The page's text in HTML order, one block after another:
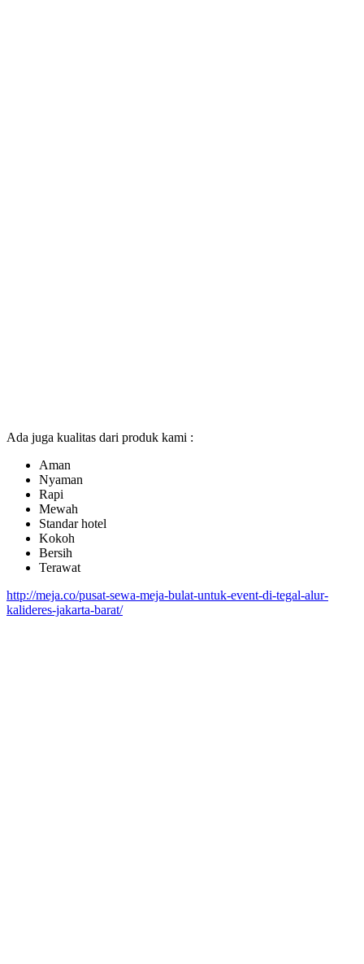
Ada juga kualitas dari produk kami :
Aman
Nyaman
Rapi
Mewah
Standar hotel
Kokoh
Bersih
Terawat
http://meja.co/pusat-sewa-meja-bulat-untuk-event-di-tegal-alur-
kalideres-jakarta-barat/